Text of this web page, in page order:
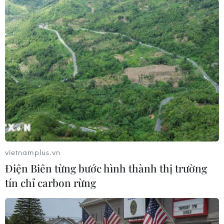
chia cắt
08/08/2026 06:36
An Giang: Các bãi rác quá tải trong
khi dự án xử lý tập trung chậm tiến
độ
08/08/2026 05:39
Đà Nẵng tìm "lời giải bài toán" an
ninh nguồn nước
08/08/2026 05:05
Sơn La công bố tình huống khẩn cấp
về thiên tai với hai xã Muổi Nọi, Nậm
vietnamplus.vn
Điện Biên từng bước hình thành thị trường
tín chỉ carbon rừng